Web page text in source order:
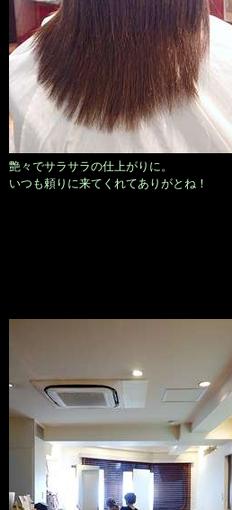
艶々でサラサラの仕上がりに。
いつも頼りに来てくれてありがとね！